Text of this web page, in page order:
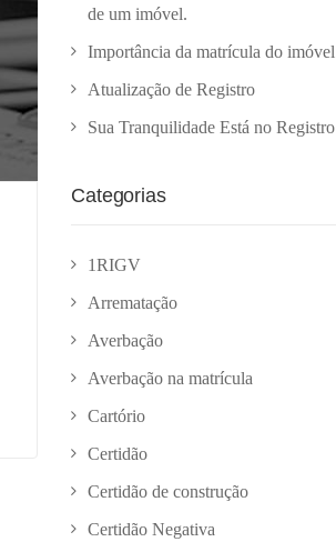
de um imóvel.
Importância da matrícula do imóvel
Atualização de Registro
Sua Tranquilidade Está no Registro
Categorias
1RIGV
Arrematação
Averbação
Averbação na matrícula
Cartório
Certidão
Certidão de construção
Certidão Negativa